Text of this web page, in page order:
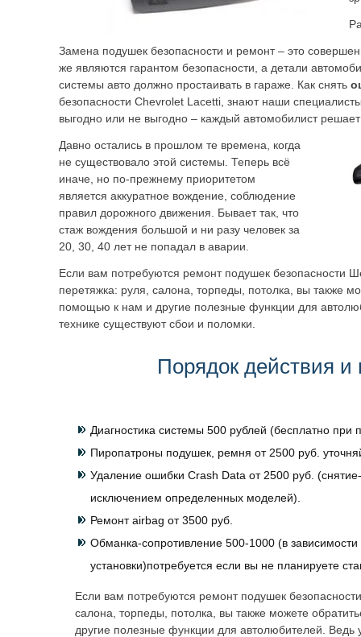
Замена подушек безопасности и ремонт – это
же являются гарантом безопасности, а детали
системы авто должно простаивать в гараже. Как снять
безопасности Chevrolet Lacetti, знают наши
выгодно или не выгодно – каждый автомобилист
Давно остались в прошлом те времена, когда
не существовало этой системы. Теперь всё
иначе, но по-прежнему приоритетом
является аккуратное вождение, соблюдение
правил дорожного движения. Бывает так, что
стаж вождения большой и ни разу человек за
20, 30, 40 лет не попадал в аварии.
Если вам потребуются ремонт подушек безопасности
перетяжка: руля, салона, торпеды, потолка, вы также
помощью к нам и другие полезные функции для
технике существуют сбои и поломки.
Порядок действия и
Диагностика системы 500 рублей (бесплатно при
Пиропатроны подушек, ремня от 2500 руб.
Удаление ошибки Crash Data от 2500 руб. (снятие-
исключением определенных моделей).
Ремонт airbag от 3500 руб.
Обманка-сопротивление 500-1000 (в зависимости
установки)потребуется если вы не планируете
Если вам потребуются ремонт подушек
салона, торпеды, потолка, вы также можете
другие полезные функции для автолюбителей. Ведь